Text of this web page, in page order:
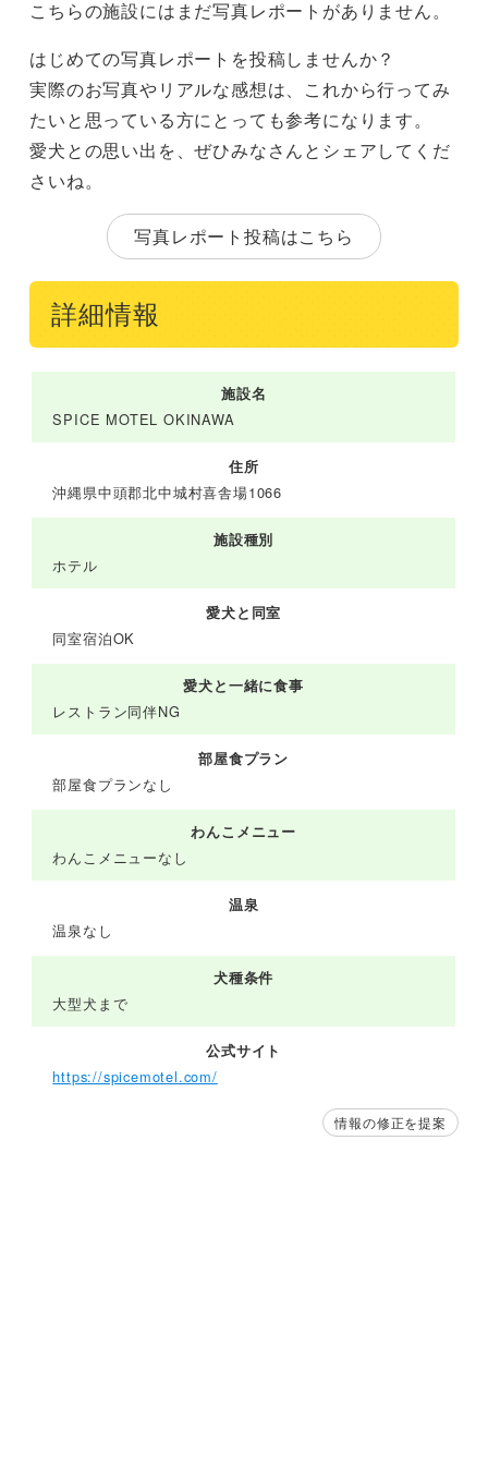
こちらの施設にはまだ写真レポートがありません。
はじめての写真レポートを投稿しませんか？
実際のお写真やリアルな感想は、これから行ってみ
たいと思っている方にとっても参考になります。
愛犬との思い出を、ぜひみなさんとシェアしてくだ
さいね。
写真レポート投稿はこちら
詳細情報
施設名
SPICE MOTEL OKINAWA
住所
沖縄県中頭郡北中城村喜舎場1066
施設種別
ホテル
愛犬と同室
同室宿泊OK
愛犬と一緒に食事
レストラン同伴NG
部屋食プラン
部屋食プランなし
わんこメニュー
わんこメニューなし
温泉
温泉なし
犬種条件
大型犬まで
公式サイト
https://spicemotel.com/
情報の修正を提案